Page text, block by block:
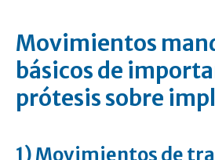
Movimientos
básicos de
prótesis sobre
1) Movimientos de